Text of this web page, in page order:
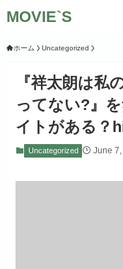
MOVIE`S
ホーム Uncategorized
『祥太朗は私
ってない?』
イトがある？
Uncategorized June